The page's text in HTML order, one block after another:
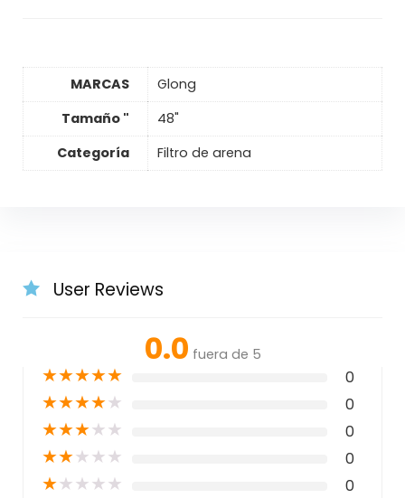
MARCAS
Glong
Tamaño "
48"
Categoría
Filtro de arena
User Reviews
0.0 fuera de 5
★★★★★ 0
★★★★★ 0
★★★★★ 0
★★★★★ 0
★★★★★ 0